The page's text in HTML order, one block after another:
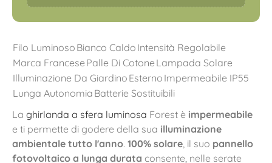
Filo Luminoso Bianco Caldo Intensità Regolabile
Marca Francese Palle Di Cotone Lampada Solare
Illuminazione Da Giardino Esterno Impermeabile IP55
Lunga Autonomia Batterie Sostituibili
La ghirlanda a sfera luminosa Forest è impermeabile
e ti permette di godere della sua illuminazione
ambientale tutto l'anno. 100% solare , il suo pannello
fotovoltaico a lunga durata consente, nelle serate